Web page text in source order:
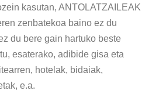
kasutan, ANTOLATZAILEAK
zenbatekoa baino ez du
du bere gain hartuko beste
esaterako, adibide gisa eta
hotelak, bidaiak,
e.a.